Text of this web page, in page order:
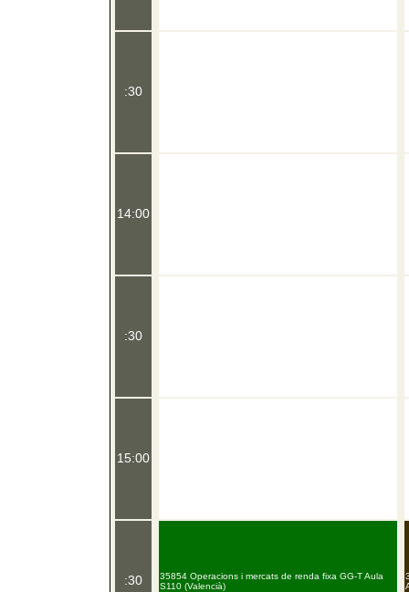
:30
14:00
:30
15:00
:30
35854 Operacions i mercats de renda fixa GG-T Aula
S110 (Valencià)